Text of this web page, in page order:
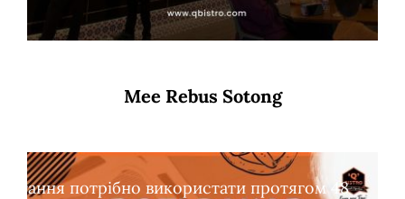
Mee Rebus Sotong
потрібно використати протягом 48